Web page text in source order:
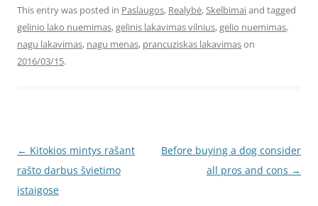
This entry was posted in Paslaugos, Realybė,Skelbimaiand tagged
gelinio lako nuemimas,gelinis lakavimas vilnius,gelio nuemimas,
nagu lakavimas, nagu menas, prancuziskas lakavimason
2016/03/15.
Post
navigation
← Kitokios mintys rašant
rašto darbus švietimo
įstaigose
Before buying a dog consider
all pros and cons →